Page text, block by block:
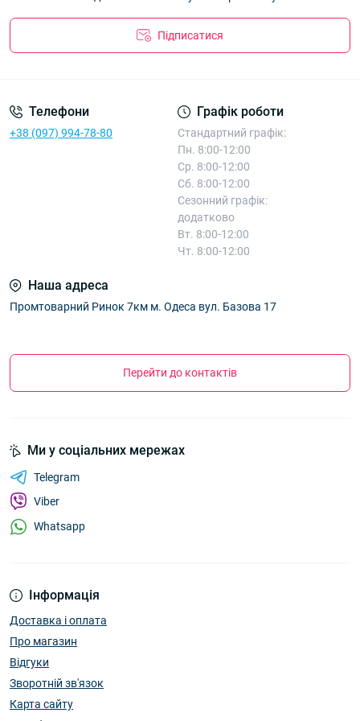
Підписатися
Телефони
+38 (097) 994-78-80
Графік роботи
Стандартний графік:
Пн. 8:00-12:00
Ср. 8:00-12:00
Сб. 8:00-12:00
Сезонний графік:
додатково
Вт. 8:00-12:00
Чт. 8:00-12:00
Наша адреса
Промтоварний Ринок 7км м. Одеса вул. Базова 17
Перейти до контактів
Інформація
Доставка і оплата
Про магазин
Відгуки
Зворотній зв'язок
Карта сайту
Ми у соціальних мережах
Telegram
Viber
Whatsapp